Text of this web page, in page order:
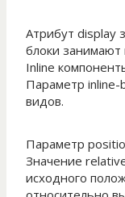
Атрибут display
блоки
Inline
Параметр inline-
видов.
Параметр
Значение
исходного